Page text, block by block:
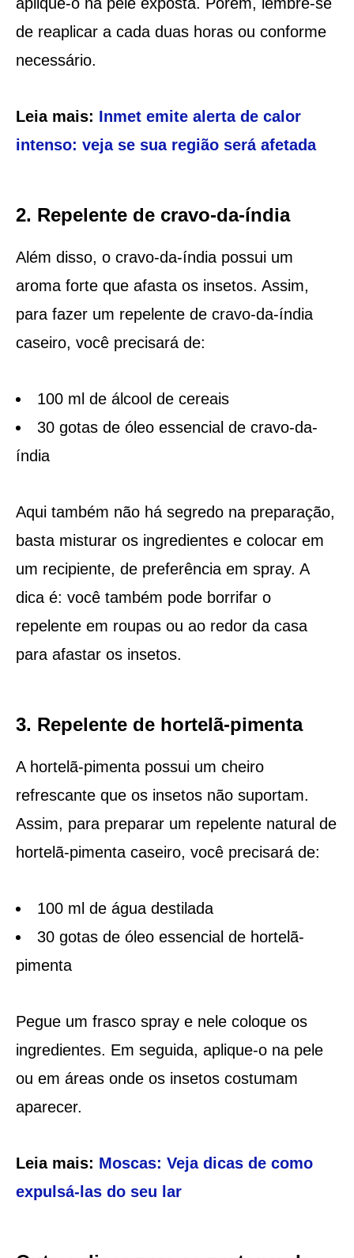
de reaplicar a cada duas horas ou conforme
necessário.
Leia mais: Inmet emite alerta de calor
intenso: veja se sua região será afetada
2. Repelente de cravo-da-índia
Além disso, o cravo-da-índia possui um
aroma forte que afasta os insetos. Assim,
para fazer um repelente de cravo-da-índia
caseiro, você precisará de:
100 ml de álcool de cereais
30 gotas de óleo essencial de cravo-da-
índia
Aqui também não há segredo na preparação,
basta misturar os ingredientes e colocar em
um recipiente, de preferência em spray. A
dica é: você também pode borrifar o
repelente em roupas ou ao redor da casa
para afastar os insetos.
3. Repelente de hortelã-pimenta
A hortelã-pimenta possui um cheiro
refrescante que os insetos não suportam.
Assim, para preparar um repelente natural de
hortelã-pimenta caseiro, você precisará de:
100 ml de água destilada
30 gotas de óleo essencial de hortelã-
pimenta
Pegue um frasco spray e nele coloque os
ingredientes. Em seguida, aplique-o na pele
ou em áreas onde os insetos costumam
aparecer.
Leia mais: Moscas: Veja dicas de como
expulsá-las do seu lar